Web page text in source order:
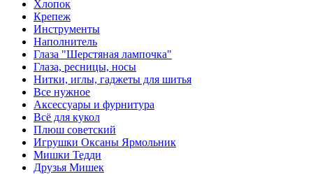
Хлопок
Крепеж
Инструменты
Наполнитель
Глаза "Шерстяная лампочка"
Глаза, ресницы, носы
Нитки, иглы, гаджеты для шитья
Все нужное
Аксессуары и фурнитура
Всё для кукол
Плюш советский
Игрушки Оксаны Ярмольник
Мишки Тедди
Друзья Мишек